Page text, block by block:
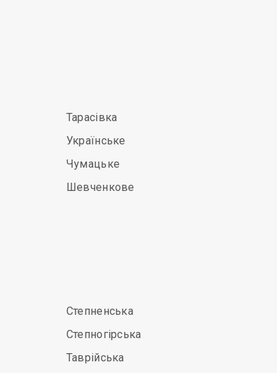
Тарасівка
Українське
Чумацьке
Шевченкове
Степненська
Степногірська
Таврійська